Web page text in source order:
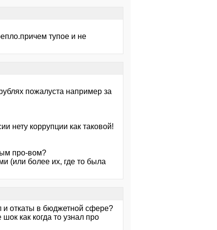
тупое и не
пожалуста например за
нету коррупции как таковой!
про-вом?
(или более их, где то была
и откаты в бюджетной сфере?
как когда то узнал про